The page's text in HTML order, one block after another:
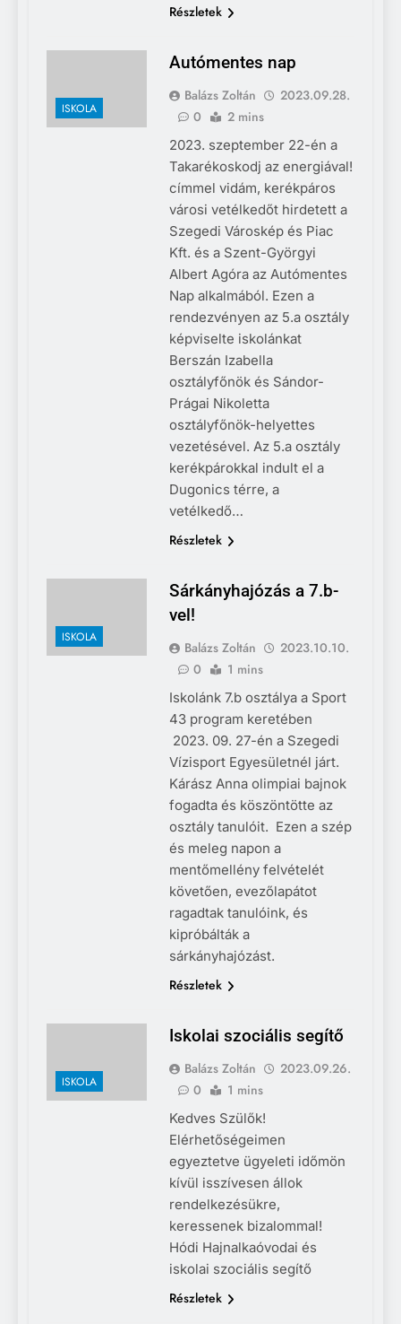
Részletek
ISKOLA
Autómentes nap
Balázs Zoltán
2023.09.28.
0
2 mins
2023. szeptember 22-én a
Takarékoskodj az energiával!
címmel vidám, kerékpáros
városi vetélkedőt hirdetett a
Szegedi Városkép és Piac
Kft. és a Szent-Györgyi
Albert Agóra az Autómentes
Nap alkalmából. Ezen a
rendezvényen az 5.a osztály
képviselte iskolánkat
Berszán Izabella
osztályfőnök és Sándor-
Prágai Nikoletta
osztályfőnök-helyettes
vezetésével. Az 5.a osztály
kerékpárokkal indult el a
Dugonics térre, a
vetélkedő…
Részletek
ISKOLA
Sárkányhajózás a 7.b-
vel!
Balázs Zoltán
2023.10.10.
0
1 mins
Iskolánk 7.b osztálya a Sport
43 program keretében
2023. 09. 27-én a Szegedi
Vízisport Egyesületnél járt.
Kárász Anna olimpiai bajnok
fogadta és köszöntötte az
osztály tanulóit. Ezen a szép
és meleg napon a
mentőmellény felvételét
követően, evezőlapátot
ragadtak tanulóink, és
kipróbálták a
sárkányhajózást.
Részletek
ISKOLA
Iskolai szociális segítő
Balázs Zoltán
2023.09.26.
0
1 mins
Kedves Szülők!
Elérhetőségeimen
egyeztetve ügyeleti időmön
kívül isszívesen állok
rendelkezésükre,
keressenek bizalommal!
Hódi Hajnalkaóvodai és
iskolai szociális segítő
Részletek